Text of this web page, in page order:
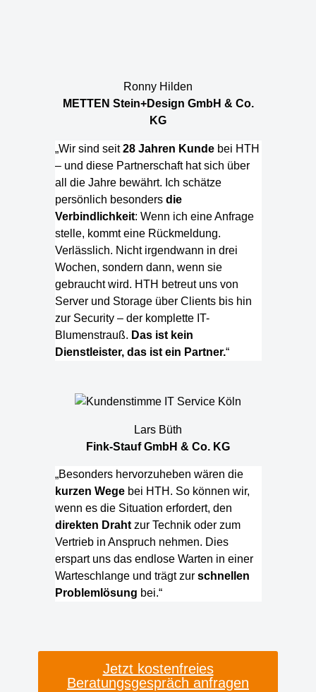
Ronny Hilden
METTEN Stein+Design GmbH & Co.
KG
„Wir sind seit28 Jahren Kundebei HTH
– und diese Partnerschaft hat sich über
all die Jahre bewährt. Ich schätze
persönlich besonders die
Verbindlichkeit: Wenn ich eine Anfrage
stelle, kommt eine Rückmeldung.
Verlässlich. Nicht irgendwann in drei
Wochen, sondern dann, wenn sie
gebraucht wird. HTH betreut uns von
Server und Storage über Clients bis hin
zur Security – der komplette IT-
Blumenstrauß. Das ist kein
Dienstleister, das ist ein Partner.“
Lars Büth
Fink-Stauf GmbH & Co. KG
„Besonders hervorzuheben wären die
kurzen Wegebei HTH. So können wir,
wenn es die Situation erfordert, den
direkten Drahtzur Technik oder zum
Vertrieb in Anspruch nehmen. Dies
erspart uns das endlose Warten in einer
Warteschlange und trägt zur schnellen
Problemlösung bei.“
Jetzt kostenfreies
Beratungsgespräch anfragen